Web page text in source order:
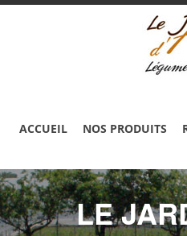
ACCUEIL NOS PRODUITS
LE